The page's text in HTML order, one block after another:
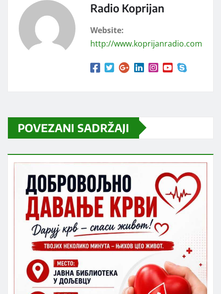
Radio Koprijan
Website:
http://www.koprijanradio.com
POVEZANI SADRŽAJI